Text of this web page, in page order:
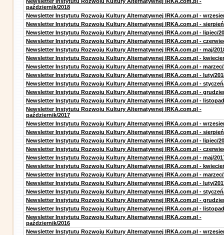
październik/2018
Newsletter Instytutu Rozwoju Kultury Alternatywnej IRKA.com.pl -
Newsletter Instytutu Rozwoju Kultury Alternatywnej IRKA.com.pl -
Newsletter Instytutu Rozwoju Kultury Alternatywnej IRKA.com.pl - lipiec/
Newsletter Instytutu Rozwoju Kultury Alternatywnej IRKA.com.pl -
Newsletter Instytutu Rozwoju Kultury Alternatywnej IRKA.com.pl - maj/
Newsletter Instytutu Rozwoju Kultury Alternatywnej IRKA.com.pl -
Newsletter Instytutu Rozwoju Kultury Alternatywnej IRKA.com.pl - marzec/
Newsletter Instytutu Rozwoju Kultury Alternatywnej IRKA.com.pl - luty/
Newsletter Instytutu Rozwoju Kultury Alternatywnej IRKA.com.pl -
Newsletter Instytutu Rozwoju Kultury Alternatywnej IRKA.com.pl -
Newsletter Instytutu Rozwoju Kultury Alternatywnej IRKA.com.pl -
Newsletter Instytutu Rozwoju Kultury Alternatywnej IRKA.com.pl -
październik/2017
Newsletter Instytutu Rozwoju Kultury Alternatywnej IRKA.com.pl -
Newsletter Instytutu Rozwoju Kultury Alternatywnej IRKA.com.pl -
Newsletter Instytutu Rozwoju Kultury Alternatywnej IRKA.com.pl - lipiec/
Newsletter Instytutu Rozwoju Kultury Alternatywnej IRKA.com.pl -
Newsletter Instytutu Rozwoju Kultury Alternatywnej IRKA.com.pl - maj/
Newsletter Instytutu Rozwoju Kultury Alternatywnej IRKA.com.pl -
Newsletter Instytutu Rozwoju Kultury Alternatywnej IRKA.com.pl - marzec/
Newsletter Instytutu Rozwoju Kultury Alternatywnej IRKA.com.pl - luty/
Newsletter Instytutu Rozwoju Kultury Alternatywnej IRKA.com.pl -
Newsletter Instytutu Rozwoju Kultury Alternatywnej IRKA.com.pl -
Newsletter Instytutu Rozwoju Kultury Alternatywnej IRKA.com.pl -
Newsletter Instytutu Rozwoju Kultury Alternatywnej IRKA.com.pl -
październik/2016
Newsletter Instytutu Rozwoju Kultury Alternatywnej IRKA.com.pl -